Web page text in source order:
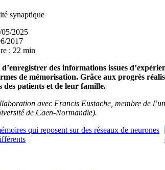
synaptique
2025
2017
: 22 min
des informations issues
de mémorisation. Grâce aux progrès
des patients et de leur famille.
avec Francis Eustache, membre de
de Caen-Normandie).